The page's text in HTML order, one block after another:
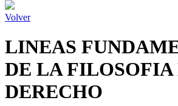
Volver
LINEAS
DE LA FILOSOFIA
DERECHO